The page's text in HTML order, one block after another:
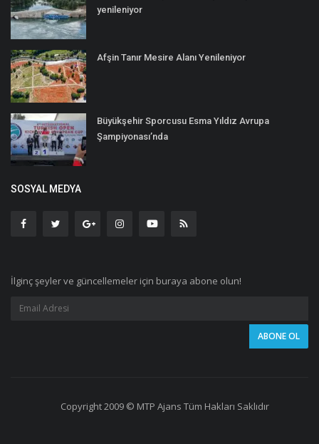
yenileniyor
Afşin Tanır Mesire Alanı Yenileniyor
Büyükşehir Sporcusu Esma Yıldız Avrupa
Şampiyonası’nda
SOSYAL MEDYA
İlginç şeyler ve güncellemeler için buraya abone olun!
Copyright 2009 © MTP Ajans Tüm Hakları Saklıdır